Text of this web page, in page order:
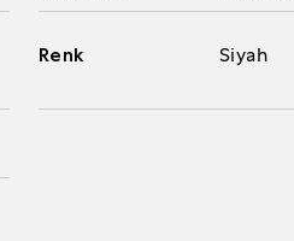
Renk Siyah